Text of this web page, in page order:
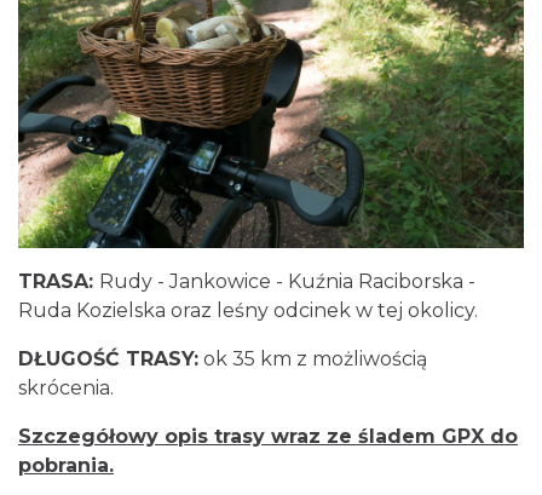
TRASA: Rudy - Jankowice - Kuźnia Raciborska -
Ruda Kozielska oraz leśny odcinek w tej okolicy.
DŁUGOŚĆ TRASY: ok 35 km z możliwością
skrócenia.
Szczegółowy opis trasy wraz ze śladem GPX do
pobrania.